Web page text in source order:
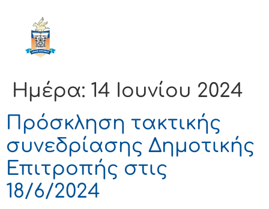
Ημέρα: 14 Ιουνίου 2024
Πρόσκληση τακτικής
συνεδρίασης Δημοτικής
Επιτροπής στις
18/6/2024